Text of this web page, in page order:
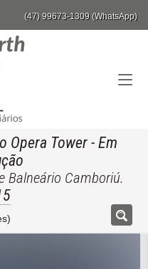
(47) 99673-1309 (WhatsApp)
Opera Tower- Em
Balneário Camboriú.